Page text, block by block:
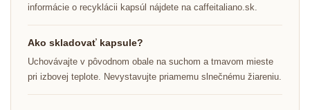
informácie o recyklácii kapsúl nájdete na caffeitaliano.sk.
Ako skladovať kapsule?
Uchovávajte v pôvodnom obale na suchom a tmavom mieste
pri izbovej teplote. Nevystavujte priamemu slnečnému žiareniu.